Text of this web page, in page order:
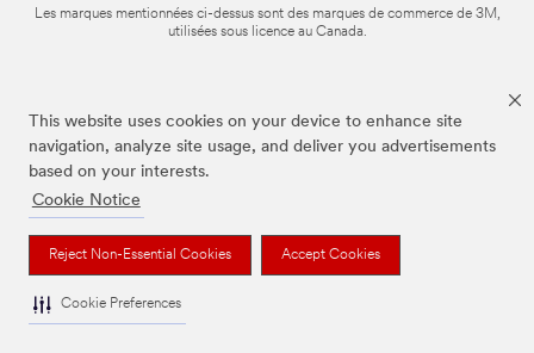
This website uses cookies on your device to enhance site
navigation, analyze site usage, and deliver you advertisements
based on your interests.
Cookie Notice
Reject Non-Essential Cookies Accept Cookies
Cookie Preferences
Les marques mentionnées ci-dessus sont des marques de commerce de 3M,
utilisées sous licence au Canada.